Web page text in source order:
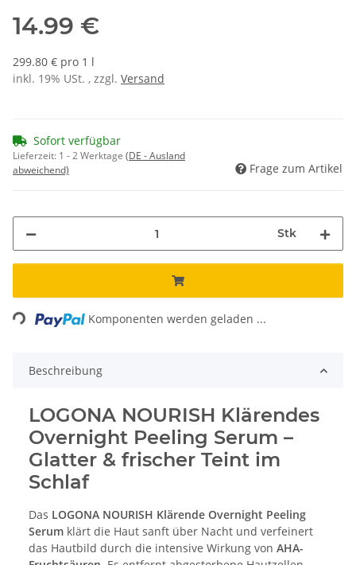
14.99 €
299.80 € pro 1 l
inkl. 19% USt. , zzgl. Versand
Sofort verfügbar
Lieferzeit: 1 - 2 Werktage (DE - Ausland
abweichend)
Frage zum Artikel
Stk
Loading... Komponenten werden geladen ...
Beschreibung
LOGONA NOURISH Klärendes
Overnight Peeling Serum –
Glatter & frischer Teint im
Schlaf
Das LOGONA NOURISH Klärende Overnight Peeling
Serum klärt die Haut sanft über Nacht und verfeinert
das Hautbild durch die intensive Wirkung von AHA-